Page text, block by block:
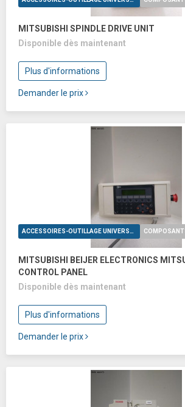
MITSUBISHI SPINDLE DRIVE UNIT
Disponible dès maintenant
Plus d'informations
Demander le prix
ACCESSOIRES-OUTILLAGE UNIVERSELS
MITSUBISHI BEIJER ELECTRONICS
CONTROL PANEL
Disponible dès maintenant
Plus d'informations
Demander le prix